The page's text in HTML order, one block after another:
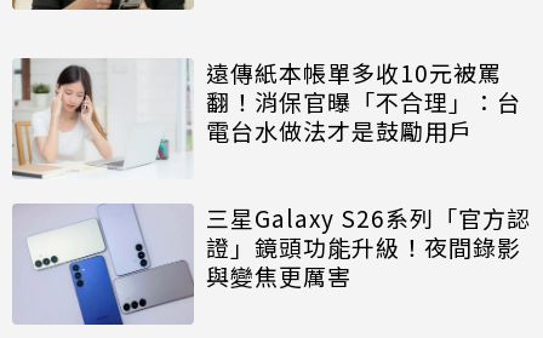
遠傳紙本帳單多收10元被罵
翻！消保官曝「不合理」：台
電台水做法才是鼓勵用戶
三星Galaxy S26系列「官方認
證」鏡頭功能升級！夜間錄影
與變焦更厲害